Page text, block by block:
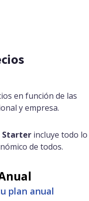
en función de las
y empresa.
Starterincluye todo lo
de todos.
plan anual